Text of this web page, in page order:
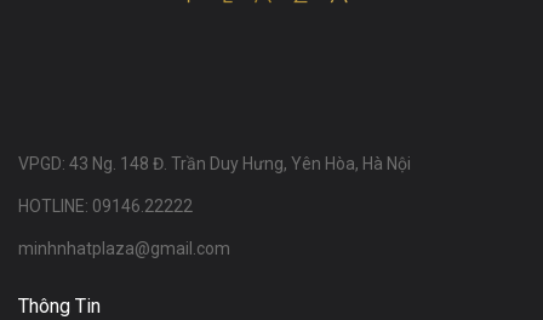
VPGD: 43 Ng. 148 Đ. Trần Duy Hưng, Yên Hòa, Hà Nội
HOTLINE: 09146.22222
minhnhatplaza@gmail.com
Thông Tin